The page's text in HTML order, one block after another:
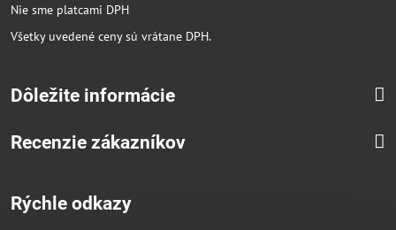
Nie sme platcami DPH
Všetky uvedené ceny sú vrátane DPH.
Dôležite informácie
Recenzie zákazníkov
Rýchle odkazy